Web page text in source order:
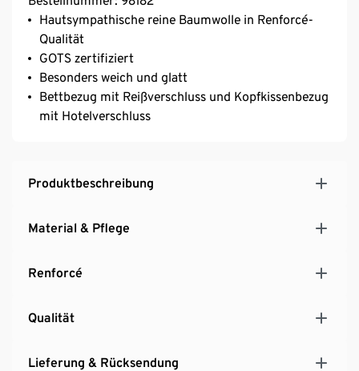
Hautsympathische reine Baumwolle in Renforcé-
Qualität
GOTS zertifiziert
Besonders weich und glatt
Bettbezug mit Reißverschluss und Kopfkissenbezug
mit Hotelverschluss
Produktbeschreibung
Material & Pflege
Renforcé
Qualität
Lieferung & Rücksendung